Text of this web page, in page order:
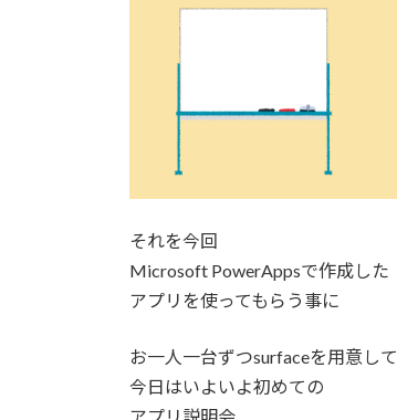
それを今回
Microsoft PowerAppsで作成した
アプリを使ってもらう事に
お一人一台ずつsurfaceを用意して
今日はいよいよ初めての